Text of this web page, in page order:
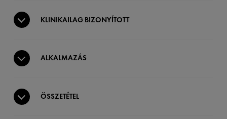
KLINIKAILAG BIZONYÍTOTT
ALKALMAZÁS
ÖSSZETÉTEL